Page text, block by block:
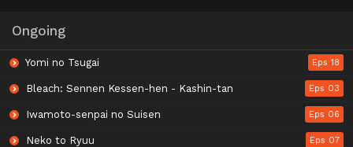
Ongoing
Yomi no Tsugai Eps 18
Bleach: Sennen Kessen-hen - Kashin-tan Eps 03
Iwamoto-senpai no Suisen Eps 06
Neko to Ryuu Eps 07